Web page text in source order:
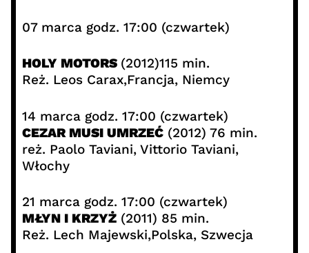
07 marca godz. 17:00 (czwartek)
HOLY MOTORS (2012)115 min.
Reż. Leos Carax,Francja, Niemcy
14 marca godz. 17:00 (czwartek)
CEZAR MUSI UMRZEĆ(2012) 76 min.
reż. Paolo Taviani, Vittorio Taviani,
Włochy
21 marca godz. 17:00 (czwartek)
MŁYN I KRZYŻ(2011) 85 min.
Reż. Lech Majewski,Polska, Szwecja